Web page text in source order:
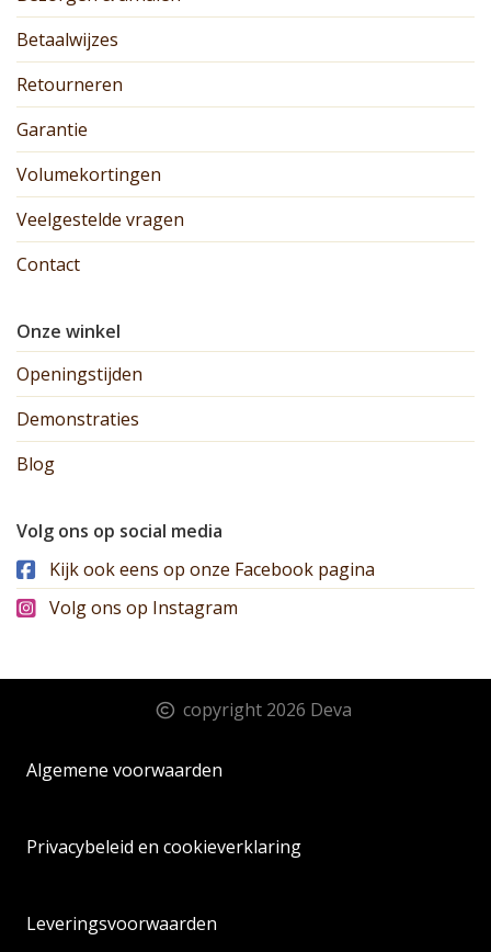
Betaalwijzes
Retourneren
Garantie
Volumekortingen
Veelgestelde vragen
Contact
Onze winkel
Openingstijden
Demonstraties
Blog
Volg ons op social media
Kijk ook eens op onze Facebook pagina
Volg ons op Instagram
copyright 2026 Deva
Algemene voorwaarden
Privacybeleid en cookieverklaring
Leveringsvoorwaarden